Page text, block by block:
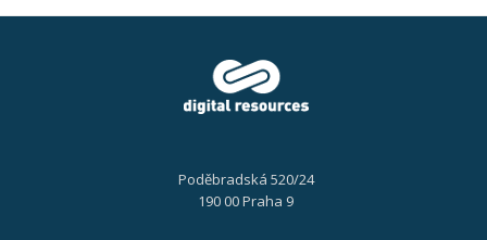
Poděbradská 520/24
190 00 Praha 9